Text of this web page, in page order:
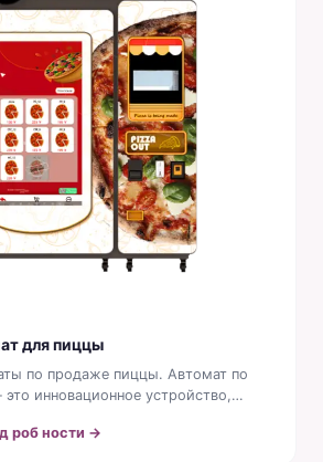
для пиццы
по продаже пиццы. Автомат по
инновационное устройство,
роб ности →